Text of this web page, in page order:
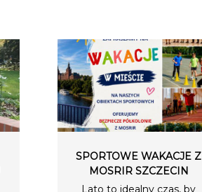
SPORTOWE WAKACJE Z
MOSRIR SZCZECIN
Lato to idealny czas, by